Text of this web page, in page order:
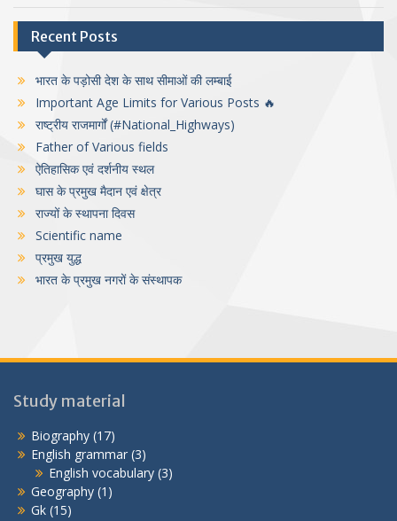
Recent Posts
भारत के पड़ोसी देश के साथ सीमाओं की लम्बाई
Important Age Limits for Various Posts 🔥
राष्ट्रीय राजमार्गों (#National_Highways)
Father of Various fields
ऐतिहासिक एवं दर्शनीय स्थल
घास के प्रमुख मैदान एवं क्षेत्र
राज्यों के स्थापना दिवस
Scientific name
प्रमुख युद्ध
भारत के प्रमुख नगरों के संस्थापक
Study material
Biography (17)
English grammar (3)
English vocabulary (3)
Geography (1)
Gk (15)